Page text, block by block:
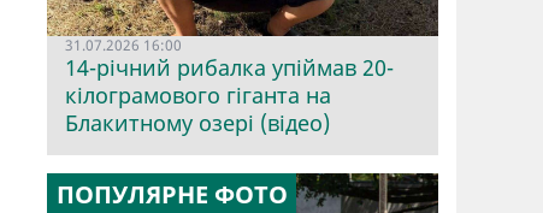
31.07.2026 16:00
14-річний рибалка упіймав 20-
кілограмового гіганта на
Блакитному озері (відео)
ПОПУЛЯРНЕ ФОТО